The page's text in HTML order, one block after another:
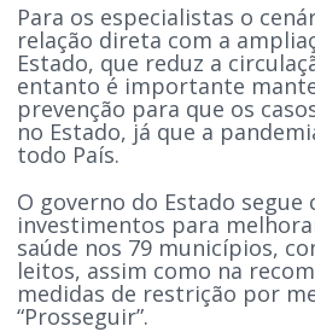
Para os especialistas o
relação direta com a
Estado, que reduz a
entanto é importante
prevenção para que os
no Estado, já que a
todo País.
O governo do Estado segue
investimentos para
saúde nos 79 municípios,
leitos, assim como na
medidas de restrição por
“Prosseguir”.